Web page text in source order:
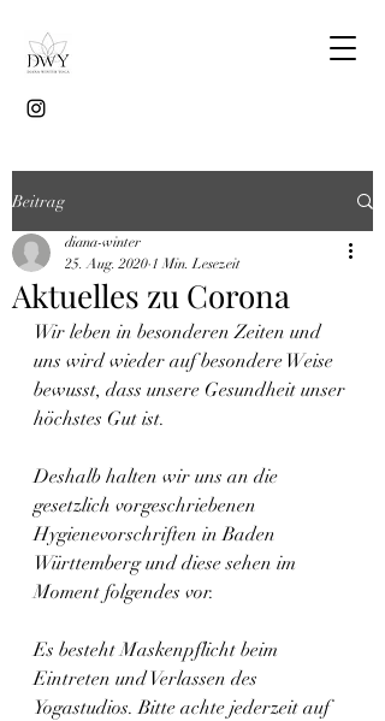
Beitrag
Aktuelles zu Corona
diana-winter
25. Aug. 2020 1 Min. Lesezeit
Wir leben in besonderen Zeiten und
uns wird wieder auf besondere Weise
bewusst, dass unsere Gesundheit unser
höchstes Gut ist.
Deshalb halten wir uns an die
gesetzlich vorgeschriebenen
Hygienevorschriften in Baden
Württemberg und diese sehen im
Moment folgendes vor.
Es besteht Maskenpflicht beim
Eintreten und Verlassen des
Yogastudios. Bitte achte jederzeit auf